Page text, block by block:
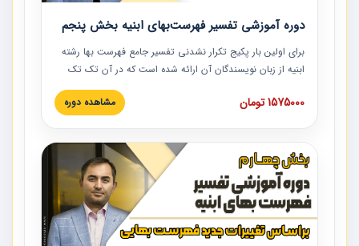
دوره آموزشی تفسیر فهرست‌بهای ابنیه بخش پنجم
برای اولین بار پکیج تکرار نشدنی تفسیر جامع فهرست بها رشته
ابنیه از زبان نویسندگان آن ارائه شده است که در آن تک تک
ردیف ها و مطالب فهرست بها تفسیر و ارائه شده است. این
دوره به صورت کامل تصویری بوده و به همراه تصاویر عملیات
دوره با کلام مهندس علیرضاحسین‌زاده مدیر پروژه مهندسی
مشاور در امر بازنگری فهرست بها رشته ابنیه ارائه شده و به تمام
همکارانی که در حوزه صنعت ساخت در حال فعالیت هستند حتما
توصیه می کنیم از مطالب این دوره استفاده نمایند.
1575000 تومان مشاهده دوره